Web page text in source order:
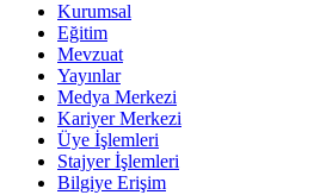
Kurumsal
Eğitim
Mevzuat
Yayınlar
Medya Merkezi
Kariyer Merkezi
Üye İşlemleri
Stajyer İşlemleri
Bilgiye Erişim